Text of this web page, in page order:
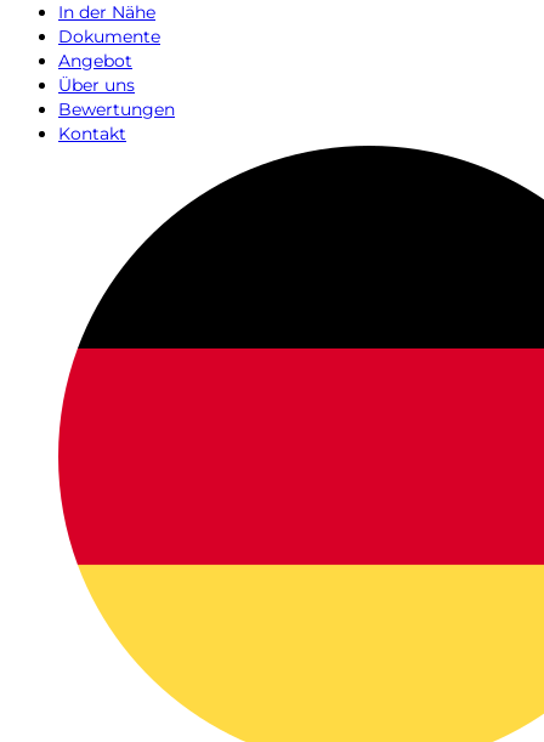
In der Nähe
Dokumente
Angebot
Über uns
Bewertungen
Kontakt